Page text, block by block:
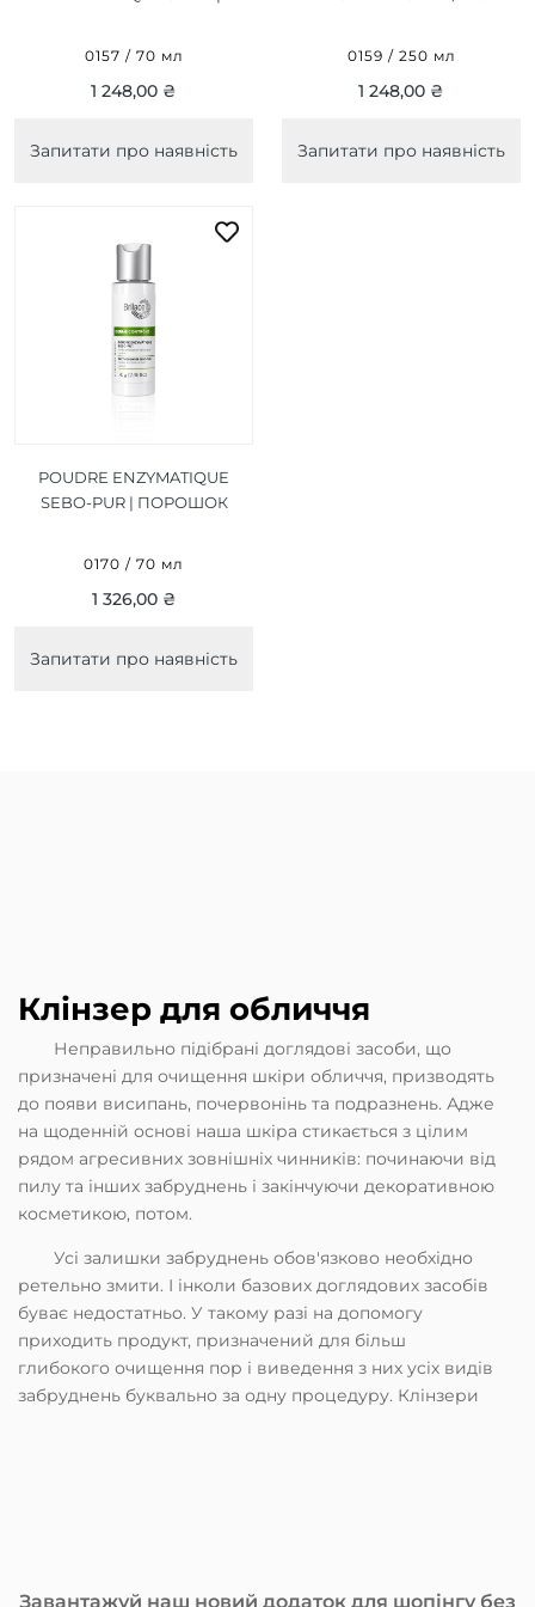
0157 / 70 мл
1 248,00 ₴
Запитати про наявність
0159 / 250 мл
1 248,00 ₴
Запитати про наявність
POUDRE ENZYMATIQUE
SEBO-PUR | ПОРОШОК
0170 / 70 мл
1 326,00 ₴
Запитати про наявність
Клінзер для обличчя
Неправильно підібрані доглядові засоби, що
призначені для очищення шкіри обличчя, призводять
до появи висипань, почервонінь та подразнень. Адже
на щоденній основі наша шкіра стикається з цілим
рядом агресивних зовнішніх чинників: починаючи від
пилу та інших забруднень і закінчуючи декоративною
косметикою, потом.
Усі залишки забруднень обов'язково необхідно
ретельно змити. І інколи базових доглядових засобів
буває недостатньо. У такому разі на допомогу
приходить продукт, призначений для більш
глибокого очищення пор і виведення з них усіх видів
забруднень буквально за одну процедуру. Клінзери
Що таке клінзер для шкіри обличчя
Завантажуй наш новий додаток для шопінгу без